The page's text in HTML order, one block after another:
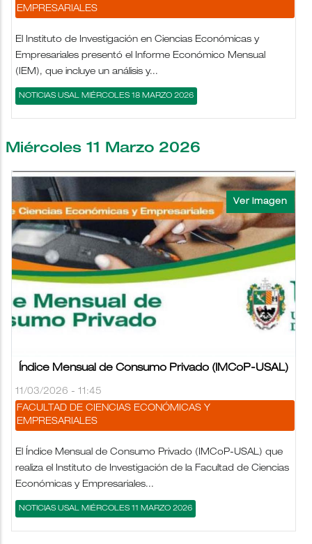
EMPRESARIALES
El Instituto de Investigación en Ciencias Económicas y
Empresariales presentó el Informe Económico Mensual
(IEM), que incluye un análisis y...
NOTICIAS USAL MIÉRCOLES 18 MARZO 2026
Miércoles 11 Marzo 2026
Índice Mensual de Consumo Privado (IMCoP-USAL)
11/03/2026 - 11:45
FACULTAD DE CIENCIAS ECONÓMICAS Y
EMPRESARIALES
El Índice Mensual de Consumo Privado (IMCoP-USAL) que
realiza el Instituto de Investigación de la Facultad de Ciencias
Económicas y Empresariales...
NOTICIAS USAL MIÉRCOLES 11 MARZO 2026